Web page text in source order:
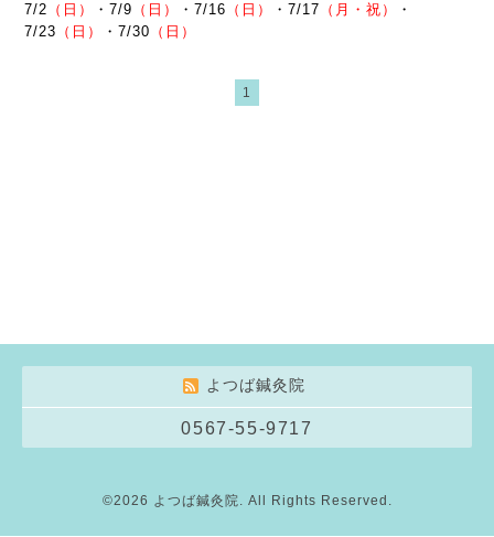
7/2 （日） ・7/9 （日） ・7/16 （日） ・7/17 （月・祝）
・
7/23 （日） ・7/30 （日）
1
よつば鍼灸院
0567-55-9717
©2026 よつば鍼灸院. All Rights Reserved.